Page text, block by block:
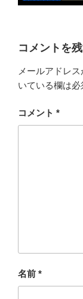
コメントを
メールアドレ
いている欄は
コメント *
名前 *